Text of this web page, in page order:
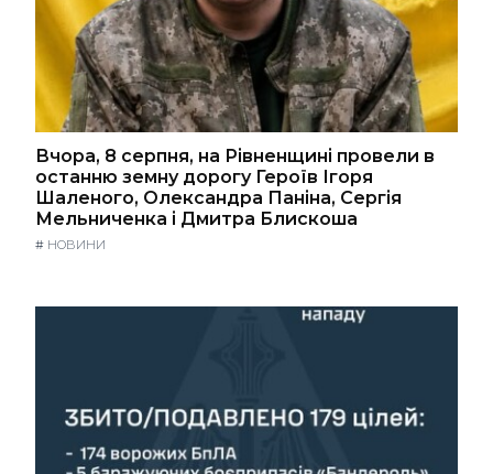
Вчора, 8 серпня, на Рівненщині провели в
останню земну дорогу Героїв Ігоря
Шаленого, Олександра Паніна, Сергія
Мельниченка і Дмитра Блискоша
# НОВИНИ